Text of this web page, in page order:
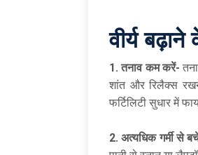
वीर्य
1.तनाव कम करें-
शांत और रिलैक्स
फर्टिलिटी सुधार में
2.अत्यधिक गर्मी से